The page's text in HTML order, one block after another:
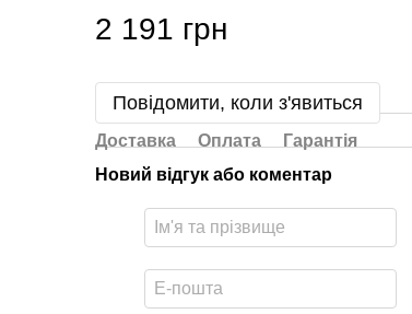
2 191 грн
Повідомити, коли з'явиться
Доставка Оплата
Гарантія
Новий відгук або коментар